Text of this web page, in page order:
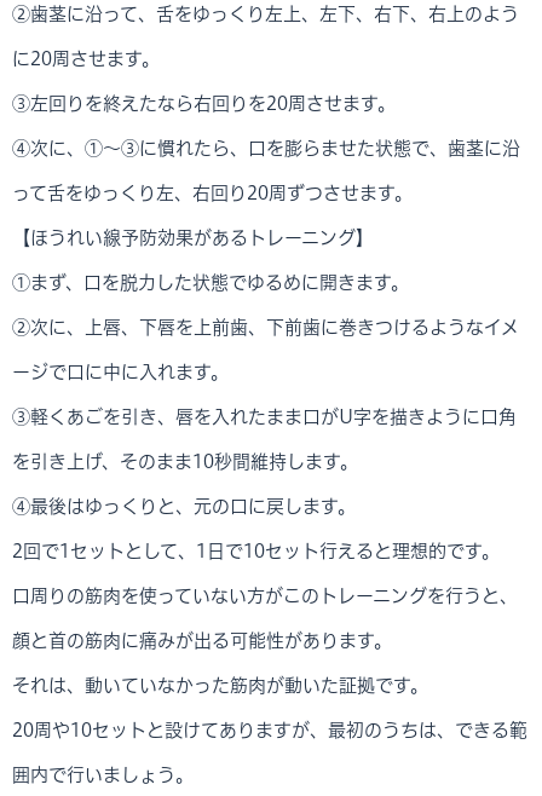
②歯茎に沿って、舌をゆっくり左上、左下、右下、右上のよう
に20周させます。
③左回りを終えたなら右回りを20周させます。
④次に、①～③に慣れたら、口を膨らませた状態で、歯茎に沿
って舌をゆっくり左、右回り20周ずつさせます。
【ほうれい線予防効果があるトレーニング】
①まず、口を脱力した状態でゆるめに開きます。
②次に、上唇、下唇を上前歯、下前歯に巻きつけるようなイメ
ージで口に中に入れます。
③軽くあごを引き、唇を入れたまま口がU字を描きように口角
を引き上げ、そのまま10秒間維持します。
④最後はゆっくりと、元の口に戻します。
2回で1セットとして、1日で10セット行えると理想的です。
口周りの筋肉を使っていない方がこのトレーニングを行うと、
顔と首の筋肉に痛みが出る可能性があります。
それは、動いていなかった筋肉が動いた証拠です。
20周や10セットと設けてありますが、最初のうちは、できる範
囲内で行いましょう。